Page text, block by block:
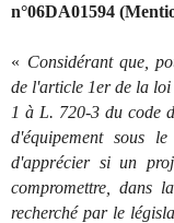
n°06DA01594
« Considérant que,
de l'article 1er de la loi
1 à L. 720-3 du code
d'équipement sous
d'apprécier si un
compromettre, dans
recherché par le